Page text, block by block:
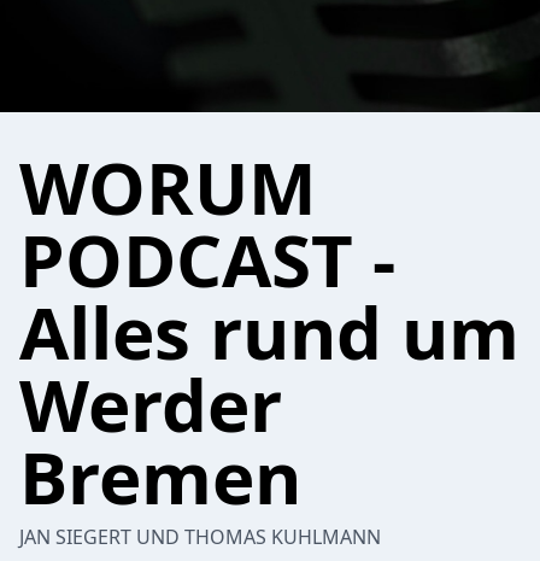
WORUM
PODCAST -
Alles rund um
Werder
Bremen
JAN SIEGERT UND THOMAS KUHLMANN